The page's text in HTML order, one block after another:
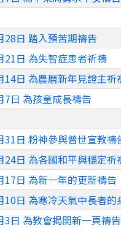
28日 踏入預苦期禱告
21日 為失智症患者祈禱
14日 為農曆新年見證主祈
7日 為孩童成長禱告
31日 粉神參與普世宣教禱
24日 為各國和平與穩定祈
17日 為新一年的更新禱告
10日 為寒冷天氣中長者的
3日 為教會揭開新一頁禱告